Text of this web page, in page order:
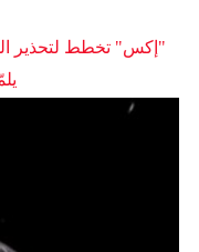
"إكس" تخطط لتحذير